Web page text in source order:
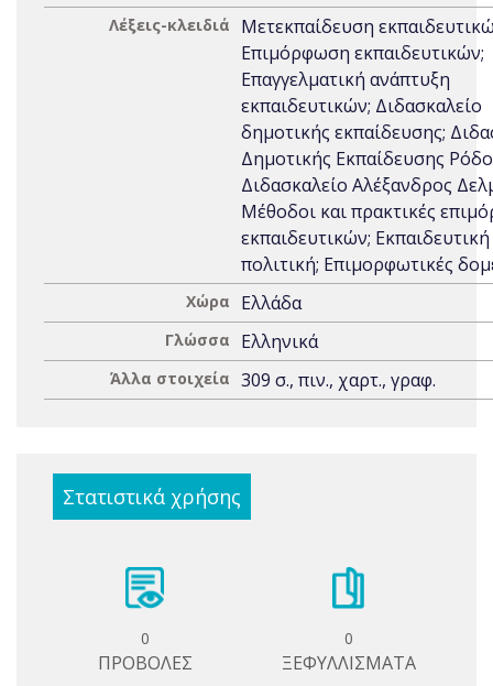
Λέξεις-κλειδιά
Μετεκπαίδευση
Επιμόρφωση εκπαιδευτικών;
Επαγγελματική ανάπτυξη
εκπαιδευτικών; Διδασκαλείο
δημοτικής εκπαίδευσης;
Δημοτικής Εκπαίδευσης
Διδασκαλείο Αλέξανδρος
Μέθοδοι και πρακτικές
εκπαιδευτικών; Εκπαιδευτική
πολιτική; Επιμορφωτικές
Χώρα Ελλάδα
Γλώσσα Ελληνικά
Άλλα στοιχεία 309 σ., πιν., χαρτ., γραφ.
Στατιστικά χρήσης
0
ΠΡΟΒΟΛΕΣ
0
ΞΕΦΥΛΛΙΣΜΑΤΑ